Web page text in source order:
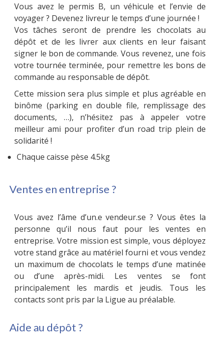
Vous avez le permis B, un véhicule et l’envie de
voyager ? Devenez livreur le temps d’une journée !
Vos tâches seront de prendre les chocolats au
dépôt et de les livrer aux clients en leur faisant
signer le bon de commande. Vous revenez, une fois
votre tournée terminée, pour remettre les bons de
commande au responsable de dépôt.
Cette mission sera plus simple et plus agréable en
binôme (parking en double file, remplissage des
documents, …), n’hésitez pas à appeler votre
meilleur ami pour profiter d’un road trip plein de
solidarité !
Chaque caisse pèse 4.5kg
Ventes en entreprise ?
Vous avez l’âme d’un.e vendeur.se ? Vous êtes la
personne qu’il nous faut pour les ventes en
entreprise. Votre mission est simple, vous déployez
votre stand grâce au matériel fourni et vous vendez
un maximum de chocolats le temps d’une matinée
ou d’une après-midi. Les ventes se font
principalement les mardis et jeudis. Tous les
contacts sont pris par la Ligue au préalable.
Aide au dépôt ?